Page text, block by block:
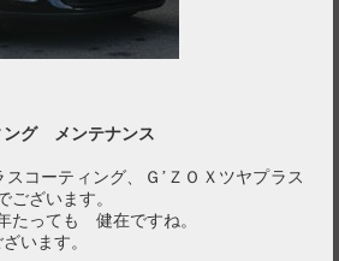
ング メンテナンス
コーティング、Ｇ’ＺＯＸツヤプラス
ざいます。
たっても 健在ですね。
います。